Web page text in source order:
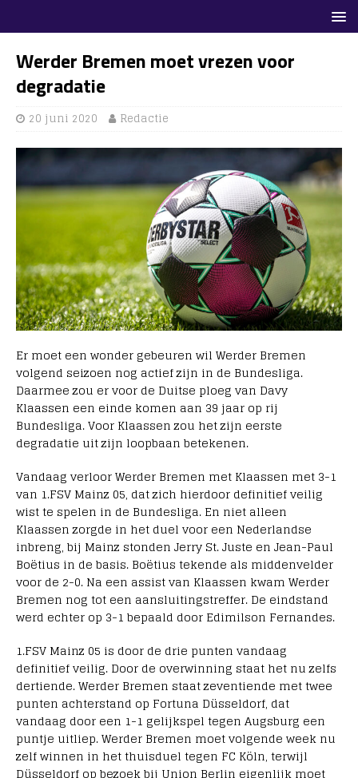
Werder Bremen moet vrezen voor
degradatie
20 juni 2020 Redactie
Er moet een wonder gebeuren wil Werder Bremen
volgend seizoen nog actief zijn in de Bundesliga.
Daarmee zou er voor de Duitse ploeg van Davy
Klaassen een einde komen aan 39 jaar op rij
Bundesliga. Voor Klaassen zou het zijn eerste
degradatie uit zijn loopbaan betekenen.
Vandaag verloor Werder Bremen met Klaassen met 3-1
van 1.FSV Mainz 05, dat zich hierdoor definitief veilig
wist te spelen in de Bundesliga. En niet alleen
Klaassen zorgde in het duel voor een Nederlandse
inbreng, bij Mainz stonden Jerry St. Juste en Jean-Paul
Boëtius in de basis. Boëtius tekende als middenvelder
voor de 2-0. Na een assist van Klaassen kwam Werder
Bremen nog tot een aansluitingstreffer. De eindstand
werd echter op 3-1 bepaald door Edimilson Fernandes.
1.FSV Mainz 05 is door de drie punten vandaag
definitief veilig. Door de overwinning staat het nu zelfs
dertiende. Werder Bremen staat zeventiende met twee
punten achterstand op Fortuna Düsseldorf, dat
vandaag door een 1-1 gelijkspel tegen Augsburg een
puntje uitliep. Werder Bremen moet volgende week nu
zelf winnen in het thuisduel tegen FC Köln, terwijl
Düsseldorf op bezoek bij Union Berlin eigenlijk moet